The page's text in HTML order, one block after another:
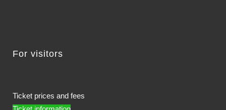
For visitors
Ticket prices and fees